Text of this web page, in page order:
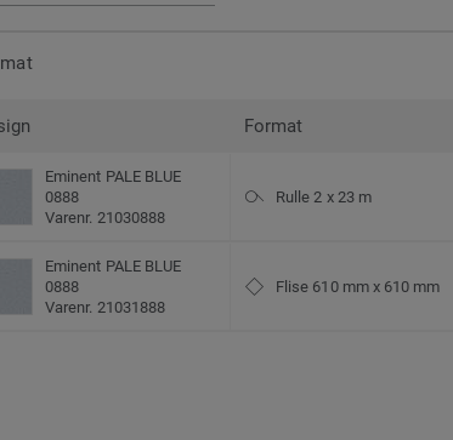
Format
Eminent PALE BLUE
0888
Varenr. 21030888
Rulle 2 x 23 m
Eminent PALE BLUE
0888
Varenr. 21031888
Flise 610 mm x 610 mm